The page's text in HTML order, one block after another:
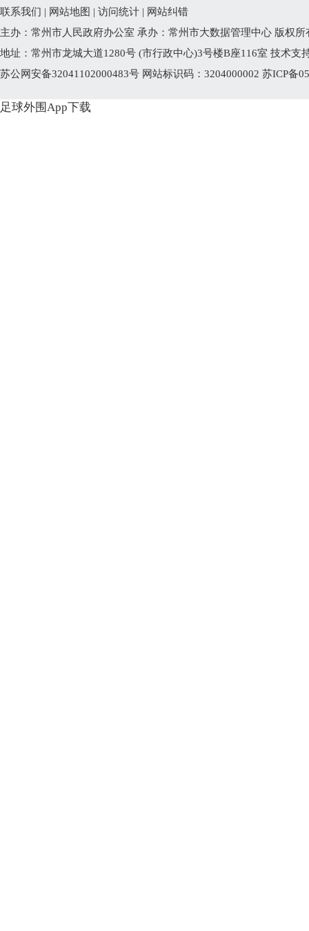
联系我们 | 网站地图 | 访问统计 | 网站纠错
主办：常州市人民政府办公室 承办：常州市大数据管理中心 版权
地址：常州市龙城大道1280号 (市行政中心)3号楼B座116室 技术支
苏公网安备32041102000483号 网站标识码：3204000002 苏ICP备
足球外围App下载